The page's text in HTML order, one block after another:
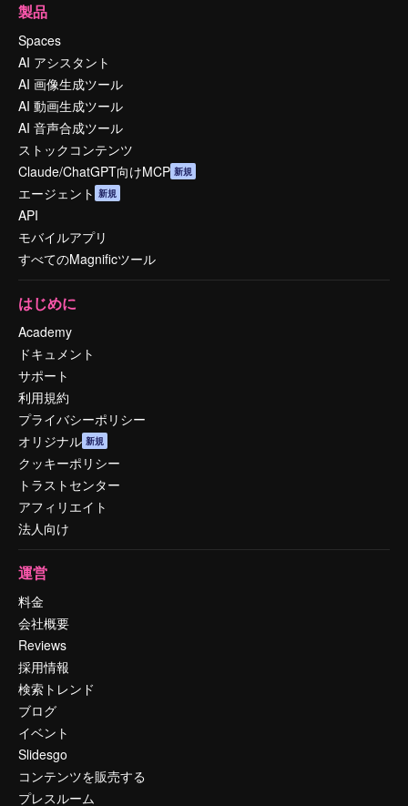
製品
Spaces
AI アシスタント
AI 画像生成ツール
AI 動画生成ツール
AI 音声合成ツール
ストックコンテンツ
Claude/ChatGPT向けMCP 新規
エージェント 新規
API
モバイルアプリ
すべてのMagnificツール
はじめに
Academy
ドキュメント
サポート
利用規約
プライバシーポリシー
オリジナル 新規
クッキーポリシー
トラストセンター
アフィリエイト
法人向け
運営
料金
会社概要
Reviews
採用情報
検索トレンド
ブログ
イベント
Slidesgo
コンテンツを販売する
プレスルーム